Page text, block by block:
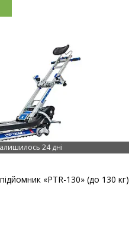
24 дні
«PTR-130» (до 130 кг)